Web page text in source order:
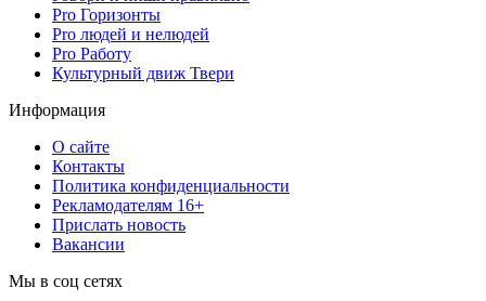
Pro Горизонты
Pro людей и нелюдей
Pro Работу
Культурный движ Твери
Информация
О сайте
Контакты
Политика конфиденциальности
Рекламодателям 16+
Прислать новость
Вакансии
Мы в соц сетях